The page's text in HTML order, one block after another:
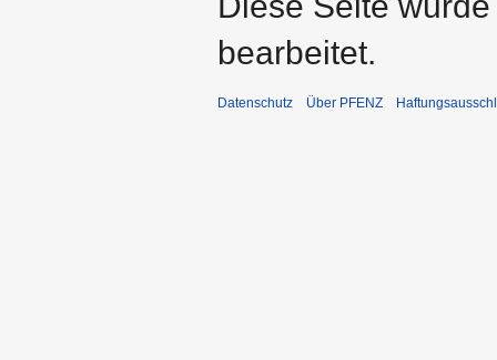
bearbeitet.
Datenschutz Über PFENZ